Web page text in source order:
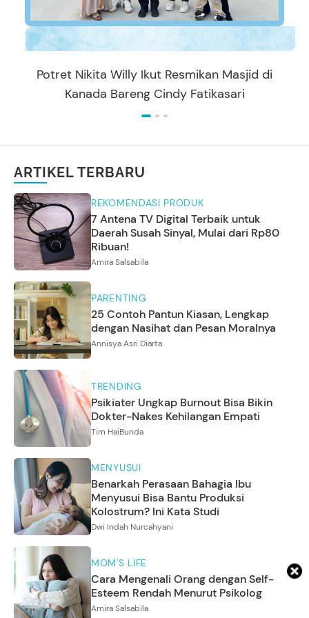
Potret Nikita Willy Ikut Resmikan Masjid di
Kanada Bareng Cindy Fatikasari
ARTIKEL TERBARU
REKOMENDASI PRODUK
7 Antena TV Digital Terbaik untuk
Daerah Susah Sinyal, Mulai dari Rp80
Ribuan!
Amira Salsabila
PARENTING
25 Contoh Pantun Kiasan, Lengkap
dengan Nasihat dan Pesan Moralnya
Annisya Asri Diarta
TRENDING
Psikiater Ungkap Burnout Bisa Bikin
Dokter-Nakes Kehilangan Empati
Tim HaiBunda
MENYUSUI
Benarkah Perasaan Bahagia Ibu
Menyusui Bisa Bantu Produksi
Kolostrum? Ini Kata Studi
Dwi Indah Nurcahyani
MOM'S LIFE
Cara Mengenali Orang dengan Self-
Esteem Rendah Menurut Psikolog
Amira Salsabila